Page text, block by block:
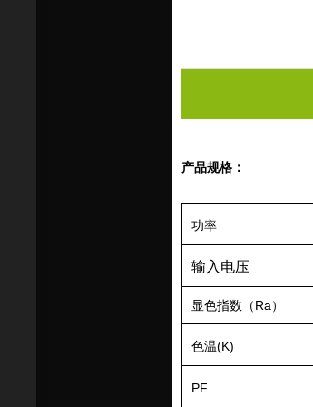
产品规格：
功率
输入电压
显色指数（Ra）
色温(K)
PF